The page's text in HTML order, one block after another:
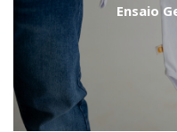
Ensaio